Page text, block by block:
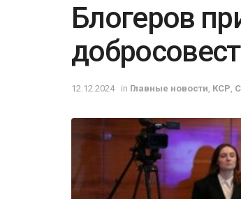
Блогеров
12.12.2024 in Главные новости КСР